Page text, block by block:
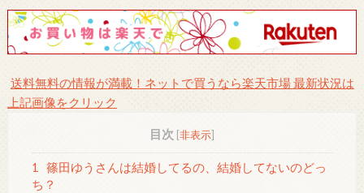
送料無料の情報が満載！ネットで買うなら楽天市場 最新状況は
上記画像をクリック
目次 [非表示]
1 篠田ゆうさんは結婚してるの、結婚してないのどっ
ち？